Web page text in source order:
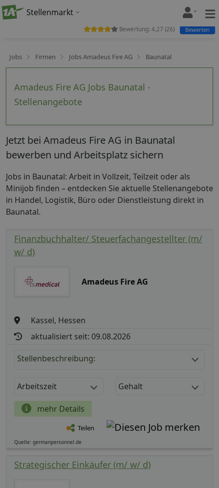
Stellenmarkt
Jobs Firmen Jobs Amadeus Fire AG Baunatal
Amadeus Fire AG Jobs Baunatal -
Stellenangebote
Bewertung: 4,27 (26) Bewerten
Jetzt bei Amadeus Fire AG in Baunatal
bewerben und Arbeitsplatz sichern
Jobs in Baunatal: Arbeit in Vollzeit, Teilzeit oder als
Minijob finden – entdecken Sie aktuelle Stellenangebote
in Handel, Logistik, Büro oder Dienstleistung direkt in
Baunatal.
Finanzbuchhalter/ Steuerfachangestellter (m/
w/ d)
Amadeus Fire AG
Kassel, Hessen
aktualisiert seit: 09.08.2026
Stellenbeschreibung:
Arbeitszeit Gehalt
mehr Details
Teilen
Quelle: germanpersonnel.de
Strategischer Einkäufer (m/ w/ d)